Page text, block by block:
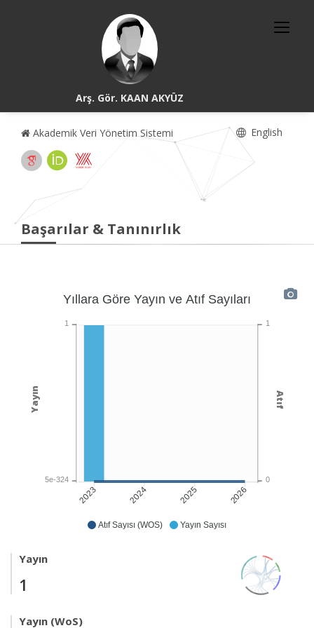
Arş. Gör. KAAN AKYÜZ
Akademik Veri Yönetim Sistemi English
Başarılar & Tanınırlık
Atıf Sayısı (WOS) Yayın Sayısı
2023 2024 2025 2026
Yıllara Göre Yayın ve Atıf Sayıları
1
0
Atıf
1
5e-324
Yayın
Yayın
1
Yayın (WoS)